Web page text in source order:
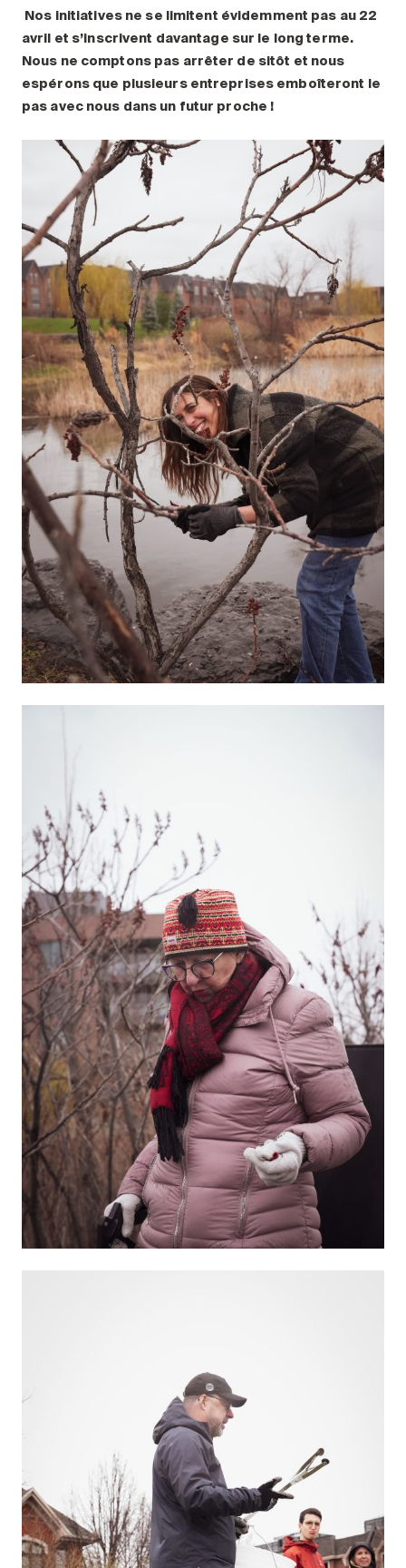
Nos initiatives ne se limitent évidemment pas au 22
avril et s’inscrivent davantage sur le long terme.
Nous ne comptons pas arrêter de sitôt et nous
espérons que plusieurs entreprises emboîteront le
pas avec nous dans un futur proche !